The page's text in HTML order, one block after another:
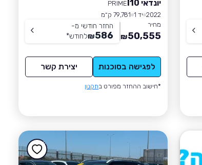
יונדאי I10
PRIME
2022 יד 1
79,781 ק״מ
מחיר
50,555
₪
החזר חודשי מ-
586
₪לחודש*
לפגישה בסוכנות יצירת קשר
*חישוב ההחזר מפורט בתקנון